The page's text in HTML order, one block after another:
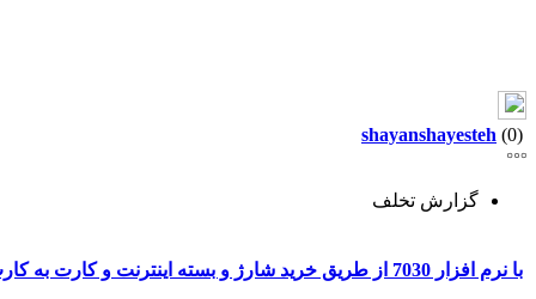
shayanshayesteh (0)
گزارش تخلف
با نرم افزار 7030 از طریق خرید شارژ و بسته اینترنت و کارت به کارت به راحتی پول در بیار​